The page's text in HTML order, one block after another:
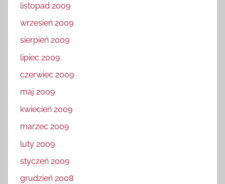
listopad 2009
wrzesień 2009
sierpień 2009
lipiec 2009
czerwiec 2009
maj 2009
kwiecień 2009
marzec 2009
luty 2009
styczeń 2009
grudzień 2008